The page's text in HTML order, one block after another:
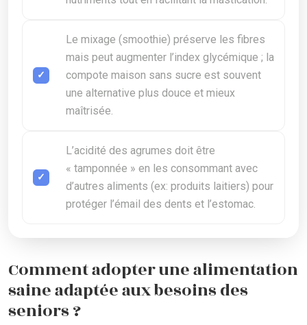
Le mixage (smoothie) préserve les fibres
mais peut augmenter l’index glycémique ; la
compote maison sans sucre est souvent
une alternative plus douce et mieux
maîtrisée.
L’acidité des agrumes doit être
« tamponnée » en les consommant avec
d’autres aliments (ex: produits laitiers) pour
protéger l’émail des dents et l’estomac.
Comment adopter une alimentation
saine adaptée aux besoins des
seniors ?